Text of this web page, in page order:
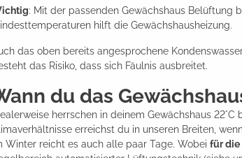
: Mit der passenden Gewächshaus Belüftung
hilft die Gewächshausheizung.
das oben bereits angesprochene
das Risiko, dass sich Fäulnis ausbreitet.
du das
herrschen in deinem Gewächshaus
erreichst du in unseren Breiten,
Winter reicht es auch alle paar Tage. Wobei für die